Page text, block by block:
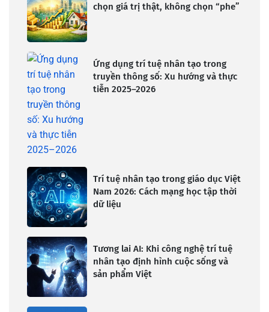
chọn giá trị thật, không chọn “phe”
Ứng dụng trí tuệ nhân tạo trong
truyền thông số: Xu hướng và thực
tiễn 2025–2026
Trí tuệ nhân tạo trong giáo dục Việt
Nam 2026: Cách mạng học tập thời
dữ liệu
Tương lai AI: Khi công nghệ trí tuệ
nhân tạo định hình cuộc sống và
sản phẩm Việt